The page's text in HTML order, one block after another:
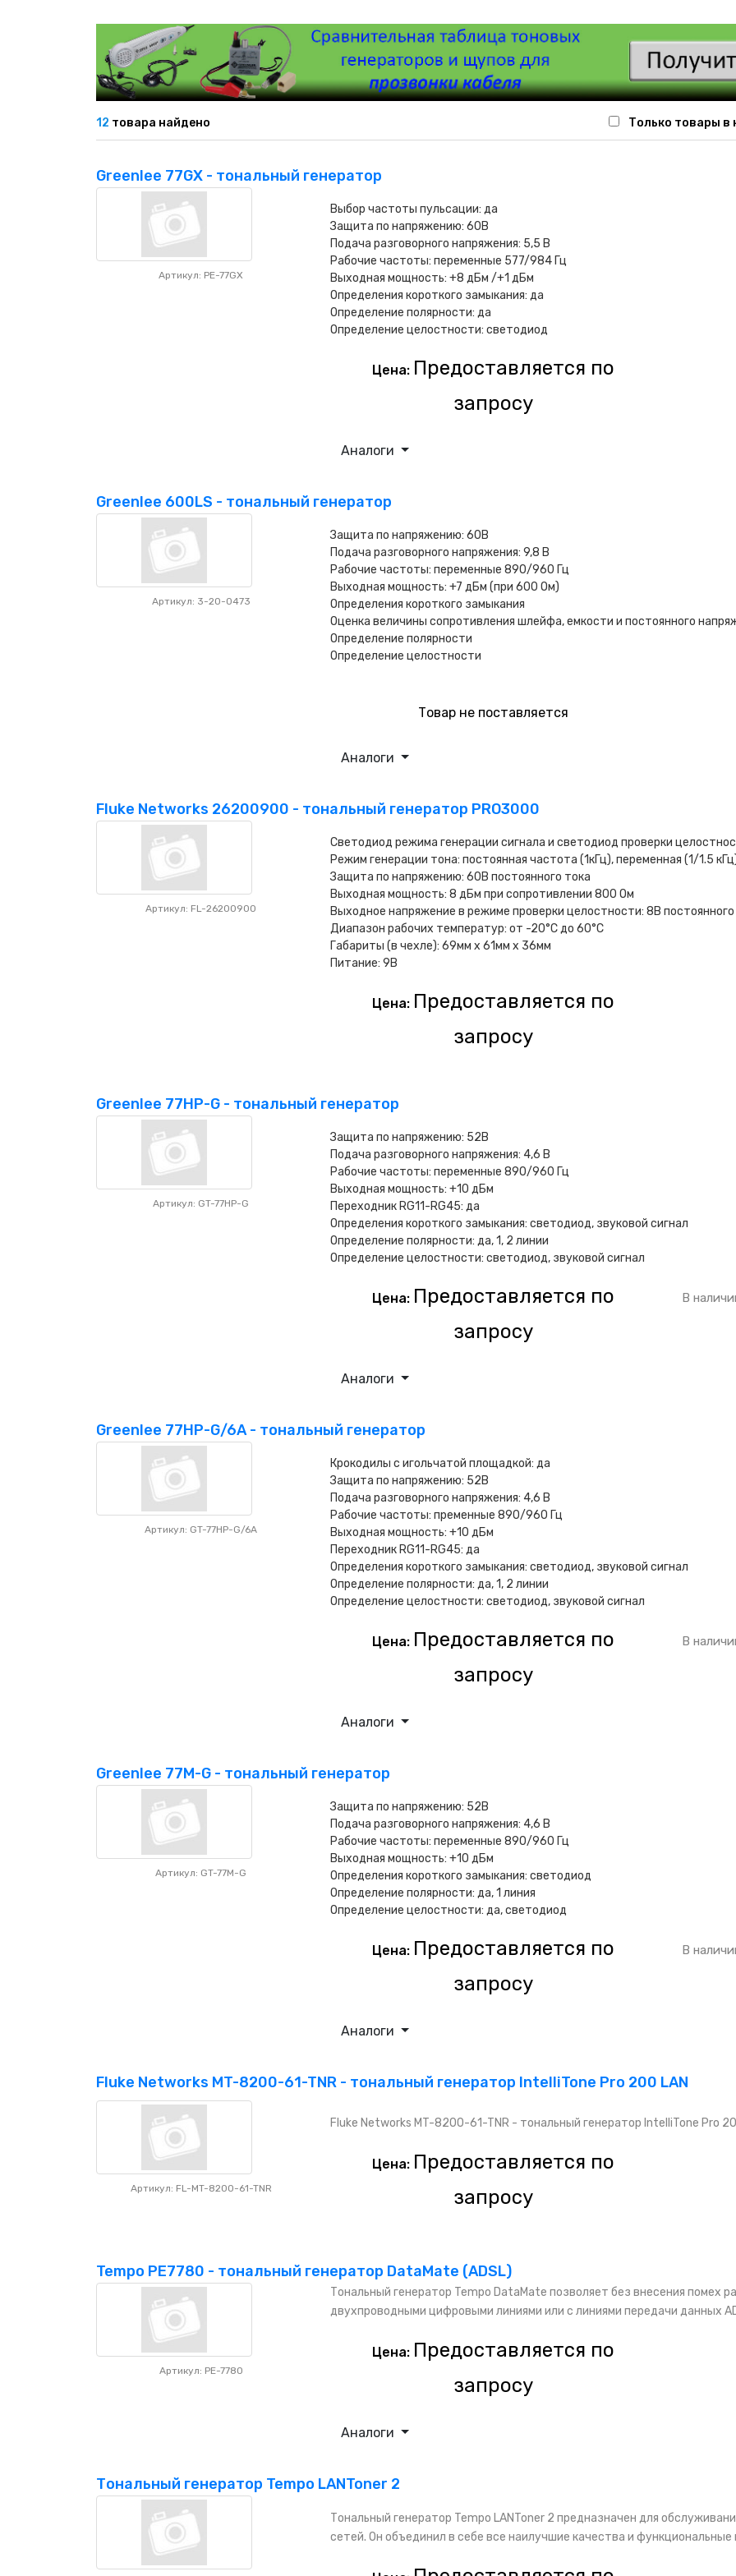
НАША ПРОДУКЦИЯ
ГЕОСИНТЕТИЧЕСКИЕ МАТЕРИАЛЫ
12 товара найдено Только товары в
Greenlee 77GX - тональный генератор
Артикул: PE-77GX
Выбор частоты пульсации: да
Защита по напряжению: 60В
Подача разговорного напряжения: 5,5 В
Рабочие частоты: переменные 577/984 Гц
Выходная мощность: +8 дБм /+1 дБм
Определения короткого замыкания: да
Определение полярности: да
Определение целостности: светодиод
Цена: Предоставляется по
запросу
Аналоги
Greenlee 600LS - тональный генератор
Артикул: 3-20-0473
Защита по напряжению: 60В
Подача разговорного напряжения: 9,8 В
Рабочие частоты: переменные 890/960 Гц
Выходная мощность: +7 дБм (при 600 Ом)
Определения короткого замыкания
Оценка величины сопротивления шлейфа, емкости и постоянного
Определение полярности
Определение целостности
Товар не поставляется
Аналоги
Fluke Networks 26200900 - тональный генератор PRO3000
Артикул: FL-26200900
Светодиод режима генерации сигнала и светодиод проверки
Режим генерации тона: постоянная частота (1кГц), переменная (1/1.5
Защита по напряжению: 60В постоянного тока
Выходная мощность: 8 дБм при сопротивлении 800 Ом
Выходное напряжение в режиме проверки целостности: 8В постоянного
Диапазон рабочих температур: от -20°C до 60°C
Габариты (в чехле): 69мм x 61мм x 36мм
Питание: 9В
Цена: Предоставляется по
запросу
Greenlee 77HP-G - тональный генератор
Артикул: GT-77HP-G
Защита по напряжению: 52В
Подача разговорного напряжения: 4,6 В
Рабочие частоты: переменные 890/960 Гц
Выходная мощность: +10 дБм
Переходник RG11-RG45: да
Определения короткого замыкания: светодиод, звуковой сигнал
Определение полярности: да, 1, 2 линии
Определение целостности: светодиод, звуковой сигнал
Цена: Предоставляется по
запросу
Аналоги
В
Greenlee 77HP-G/6A - тональный генератор
Артикул: GT-77HP-G/6A
Крокодилы с игольчатой площадкой: да
Защита по напряжению: 52В
Подача разговорного напряжения: 4,6 В
Рабочие частоты: пременные 890/960 Гц
Выходная мощность: +10 дБм
Переходник RG11-RG45: да
Определения короткого замыкания: светодиод, звуковой сигнал
Определение полярности: да, 1, 2 линии
Определение целостности: светодиод, звуковой сигнал
Цена: Предоставляется по
запросу
Аналоги
В
Greenlee 77M-G - тональный генератор
Артикул: GT-77M-G
Защита по напряжению: 52В
Подача разговорного напряжения: 4,6 В
Рабочие частоты: переменные 890/960 Гц
Выходная мощность: +10 дБм
Определения короткого замыкания: светодиод
Определение полярности: да, 1 линия
Определение целостности: да, светодиод
Цена: Предоставляется по
запросу
Аналоги
В
Fluke Networks MT-8200-61-TNR - тональный генератор IntelliTone Pro 200 LAN
Артикул: FL-MT-8200-61-TNR
Fluke Networks MT-8200-61-TNR - тональный генератор IntelliTone Pro
Цена: Предоставляется по
запросу
Tempo PE7780 - тональный генератор DataMate (ADSL)
Артикул: PE-7780
Тональный генератор Tempo DataMate позволяет без внесения помех
двухпроводными цифровыми линиями или с линиями передачи данных
Цена: Предоставляется по
запросу
Аналоги
Тональный генератор Tempo LANToner 2
Тональный генератор Tempo LANToner 2 предназначен для
сетей. Он объединил в себе все наилучшие качества и